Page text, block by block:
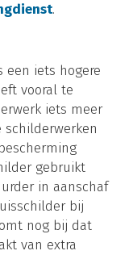
.
een iets hogere
vooral te
iets meer
schilderwerken
gebruikt
in aanschaf
bij
nog bij dat
van extra